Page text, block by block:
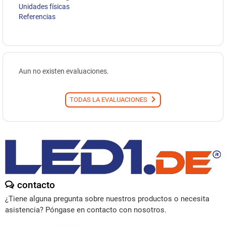
Unidades físicas
Referencias
Aun no existen evaluaciones.
TODAS LA EVALUACIONES
contacto
¿Tiene alguna pregunta sobre nuestros productos o necesita
asistencia? Póngase en contacto con nosotros.